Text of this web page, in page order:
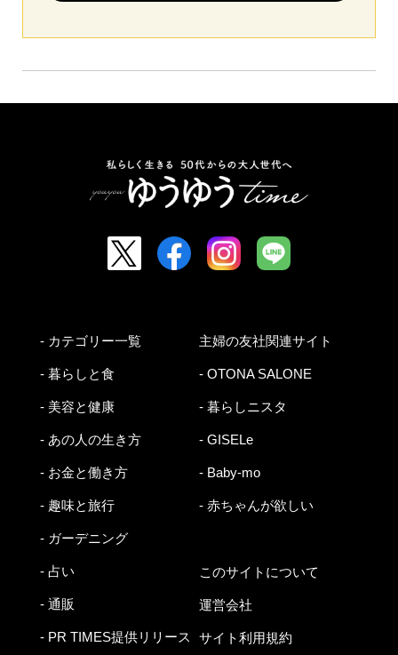
- カテゴリー一覧
- 暮らしと食
- 美容と健康
- あの人の生き方
- お金と働き方
- 趣味と旅行
- ガーデニング
- 占い
- 通販
- PR TIMES提供リリース
主婦の友社関連サイト
- OTONA SALONE
- 暮らしニスタ
- GISELe
- Baby-mo
- 赤ちゃんが欲しい
このサイトについて
運営会社
サイト利用規約